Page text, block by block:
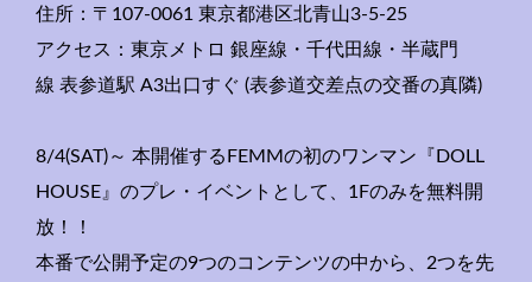
住所：〒107-0061 東京都港区北青山3-5-25
アクセス：東京メトロ 銀座線・千代田線・半蔵門
線 表参道駅 A3出口すぐ (表参道交差点の交番の真隣)
8/4(SAT)～ 本開催するFEMMの初のワンマン『DOLL
HOUSE』 のプレ・イベントとして、1Fのみを無料開
放！！
本番で公開予定の9つのコンテンツの中から、 2つを先